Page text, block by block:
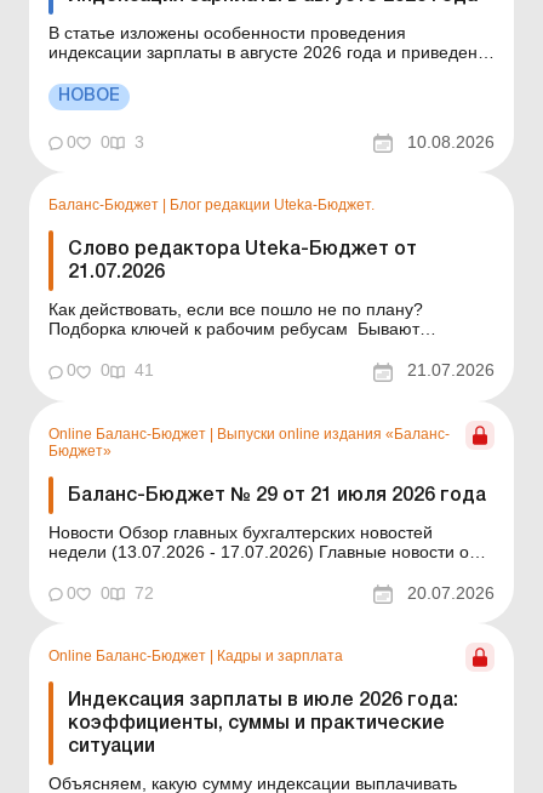
В статье изложены особенности проведения
индексации зарплаты в августе 2026 года и приведены
коэффициенты индексации не изменяются. В 2026
году право на индексацию возникло только в июне для
тех работников, которым не повышали оклады (ставки)
с март...
НОВОЕ
0 0 3 10.08.2026
Баланс-Бюджет Блог редакции Uteka-Бюджет.
Слово редактора Uteka-Бюджет от
21.07.2026
Как действовать, если все пошло не по плану?
Подборка ключей к рабочим ребусам Бывают
решение нужно принимать уже сейчас. Что делать,
если выход из них превращается в квест? В нашей
где время ...
0 0 41 21.07.2026
Online Баланс-Бюджет | Выпуски online издания «Баланс-
Бюджет»
Баланс-Бюджет № 29 от 21 июля 2026 года
Новости Обзор главных бухгалтерских новостей
недели (13.07.2026 - 17.07.2026) Главные новости о
обновляется ежедневно Содержание номера Кадры и
0 0 72 20.07.2026
Online Баланс-Бюджет | Кадры и зарплата
Индексация зарплаты в июле 2026 года:
коэффициенты, суммы и практические
ситуации
Объясняем, какую сумму индексации выплачивать